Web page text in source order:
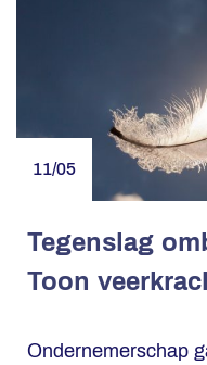
11/05
Tegenslag
Toon
Ondernemerschap